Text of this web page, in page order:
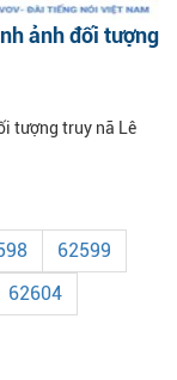
ảnh đối tượng
tượng truy nã Lê
62599
62604